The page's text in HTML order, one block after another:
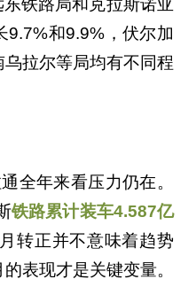
铁路局和克拉斯诺亚
9.7%和9.9%，伏尔加
拉尔等局均有不同程
全年来看压力仍在。
铁路累计装车4.587亿
转正并不意味着趋势
表现才是关键变量。